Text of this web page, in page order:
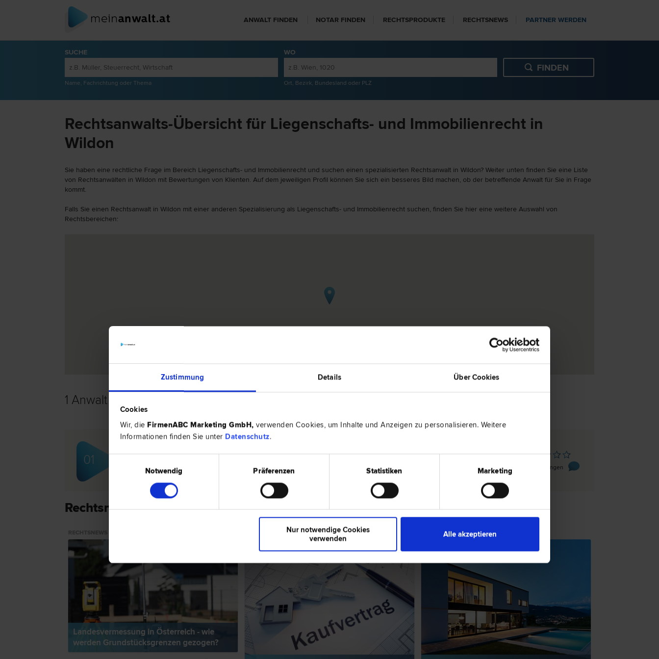
Zustimmung Details Über Cookies
Cookies
Wir, die FirmenABC Marketing GmbH, verwenden Cookies, um Inhalte und Anzeigen zu personalisieren. Weitere
Informationen finden Sie unter Datenschutz.
Notwendig
Präferenzen Statistiken Marketing
Nur notwendige Cookies
verwenden
Alle akzeptieren
ANWALT FINDEN NOTAR FINDEN RECHTSPRODUKTE RECHTSNEWS PARTNER WERDEN
SUCHE
Name, Fachrichtung oder Thema
WO
Ort, Bezirk, Bundesland oder PLZ
Rechtsanwalts-Übersicht für Liegenschafts- und Immobilienrecht in
Wildon
Sie haben eine rechtliche Frage im Bereich Liegenschafts- und Immobilienrecht und suchen einen spezialisierten Rechtsanwalt in Wildon? Weiter unten finden Sie eine Liste
von Rechtsanwälten in Wildon mit Bewertungen von Klienten. Auf dem jeweiligen Profil können Sie sich ein besseres Bild machen, ob der betreffende Anwalt für Sie in Frage
kommt.
Falls Sie einen Rechtsanwalt in Wildon mit einer anderen Spezialisierung als Liegenschafts- und Immobilienrecht suchen, finden Sie hier eine weitere Auswahl von
Rechtsbereichen:
1 Anwalt -
01
Dr. Herbert WIMMER
Immobilien­recht | Miet­recht
8410 Wildon
0 Bewertungen
Rechtsnews & Expertentipps zum Thema "Liegenschafts- und Immobilienrecht"
Landesvermessung in Österreich - wie
werden Grundstücksgrenzen gezogen?
RECHTSNEWS